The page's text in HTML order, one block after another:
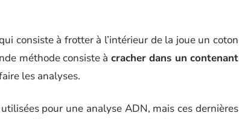
consiste à frotter à l’intérieur de la joue un coton
méthode consiste à cracher dans un contenant
les analyses.
pour une analyse ADN, mais ces dernières